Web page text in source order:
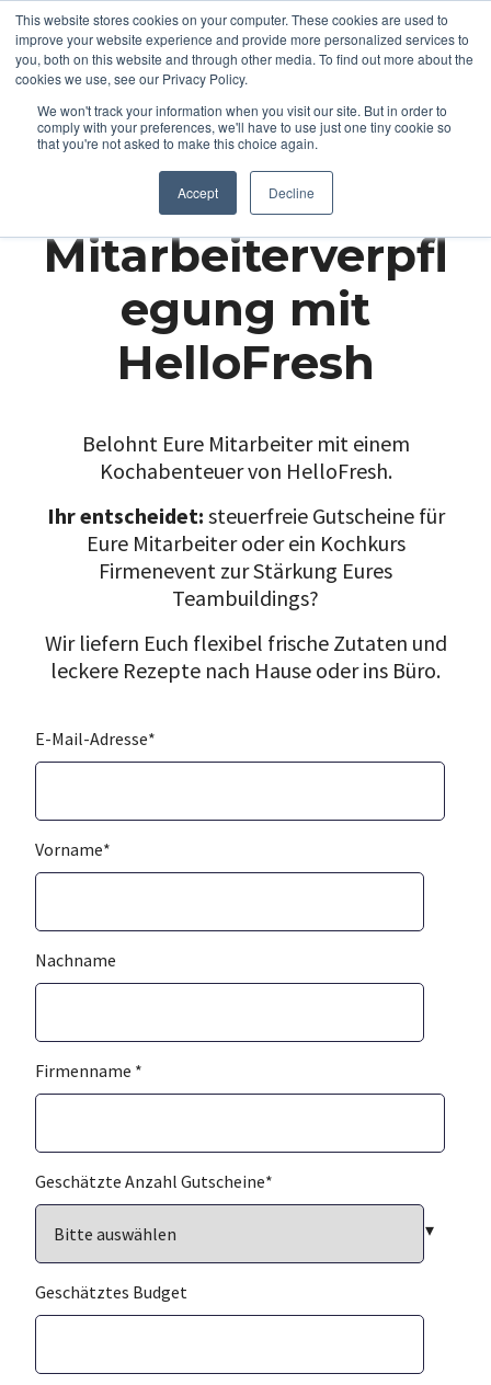
This website stores cookies on your computer. These cookies are used to
improve your website experience and provide more personalized services to
you, both on this website and through other media. To find out more about the
cookies we use, see our Privacy Policy.
We won't track your information when you visit our site. But in order to
comply with your preferences, we'll have to use just one tiny cookie so
that you're not asked to make this choice again.
Accept Decline
Mitarbeiterverpfl
egung mit
HelloFresh
Belohnt Eure Mitarbeiter mit einem
Kochabenteuer von HelloFresh.
Ihr entscheidet: steuerfreie Gutscheine für
Eure Mitarbeiter oder ein Kochkurs
Firmenevent zur Stärkung Eures
Teambuildings?
Wir liefern Euch flexibel frische Zutaten und
leckere Rezepte nach Hause oder ins Büro.
E-Mail-Adresse*
Vorname*
Nachname
Firmenname *
Geschätzte Anzahl Gutscheine*
Geschätztes Budget